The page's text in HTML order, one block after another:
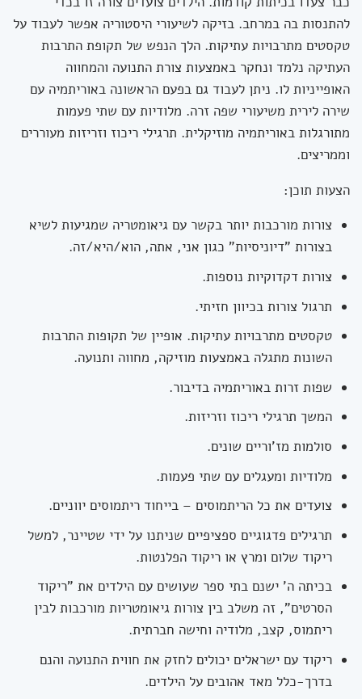
להתנסות בה במרחב. בזיקה לשיעורי היסטוריה אפשר לעבוד על
טקסטים מתרבויות עתיקות. הלך הנפש של תקופת התרבות
העתיקה נלמד ונחקר באמצעות צורת התנועה והמחווה
האופייניות לו. ניתן לעבוד גם בפעם הראשונה באוריתמיה עם
שירה לירית משיעורי שפה זרה. מלודיות עם שתי פעמות
מתורגלות באוריתמיה מוזיקלית. תרגילי ריכוז וזריזות מעוררים
וממריצים.
הצעות תוכן:
צורות מורכבות יותר בקשר עם גיאומטריה שמגיעות לשיא
בצורות "דיוניסיות" כגון אני, אתה, הוא/היא/זה.
צורות דקדוקיות נוספות.
תרגול צורות בכיוון חזיתי.
טקסטים מתרבויות עתיקות. אופיין של תקופות התרבות
השונות מתגלה באמצעות מוזיקה, מחווה ותנועה.
שפות זרות באוריתמיה בדיבור.
המשך תרגילי ריכוז וזריזות.
סולמות מז'וריים שונים.
מלודיות ומעגלים עם שתי פעמות.
צועדים את כל הריתמוסים – בייחוד ריתמוסים יווניים.
תרגילים פדגוגיים ספציפיים שניתנו על ידי שטיינר, למשל
ריקוד שלום ומרץ או ריקוד הפלנטות.
בכיתה ה' ישנם בתי ספר שעושים עם הילדים את "ריקוד
הסרטים", זה משלב בין צורות גיאומטריות מורכבות לבין
ריתמוס, קצב, מלודיה וחישה חברתית.
ריקוד עם ישראלים יכולים לחזק את חווית התנועה והנם
בדרך-כלל מאד אהובים על הילדים.